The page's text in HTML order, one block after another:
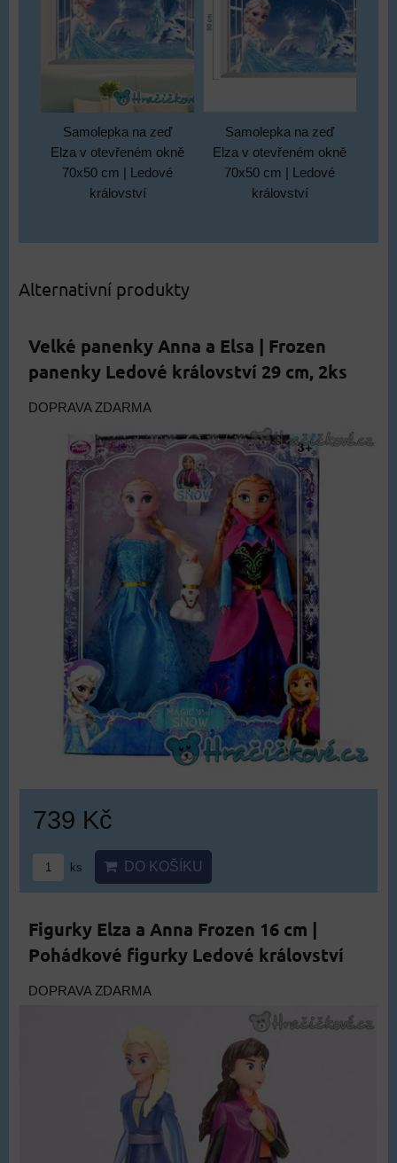
Samolepka na zeď
Elza v otevřeném okně
70x50 cm | Ledové
království
Samolepka na zeď
Elza v otevřeném okně
70x50 cm | Ledové
království
Alternativní produkty
Velké panenky Anna a Elsa | Frozen
panenky Ledové království 29 cm, 2ks
DOPRAVA ZDARMA
739 Kč
ks DO KOŠÍKU
Figurky Elza a Anna Frozen 16 cm |
Pohádkové figurky Ledové království
DOPRAVA ZDARMA